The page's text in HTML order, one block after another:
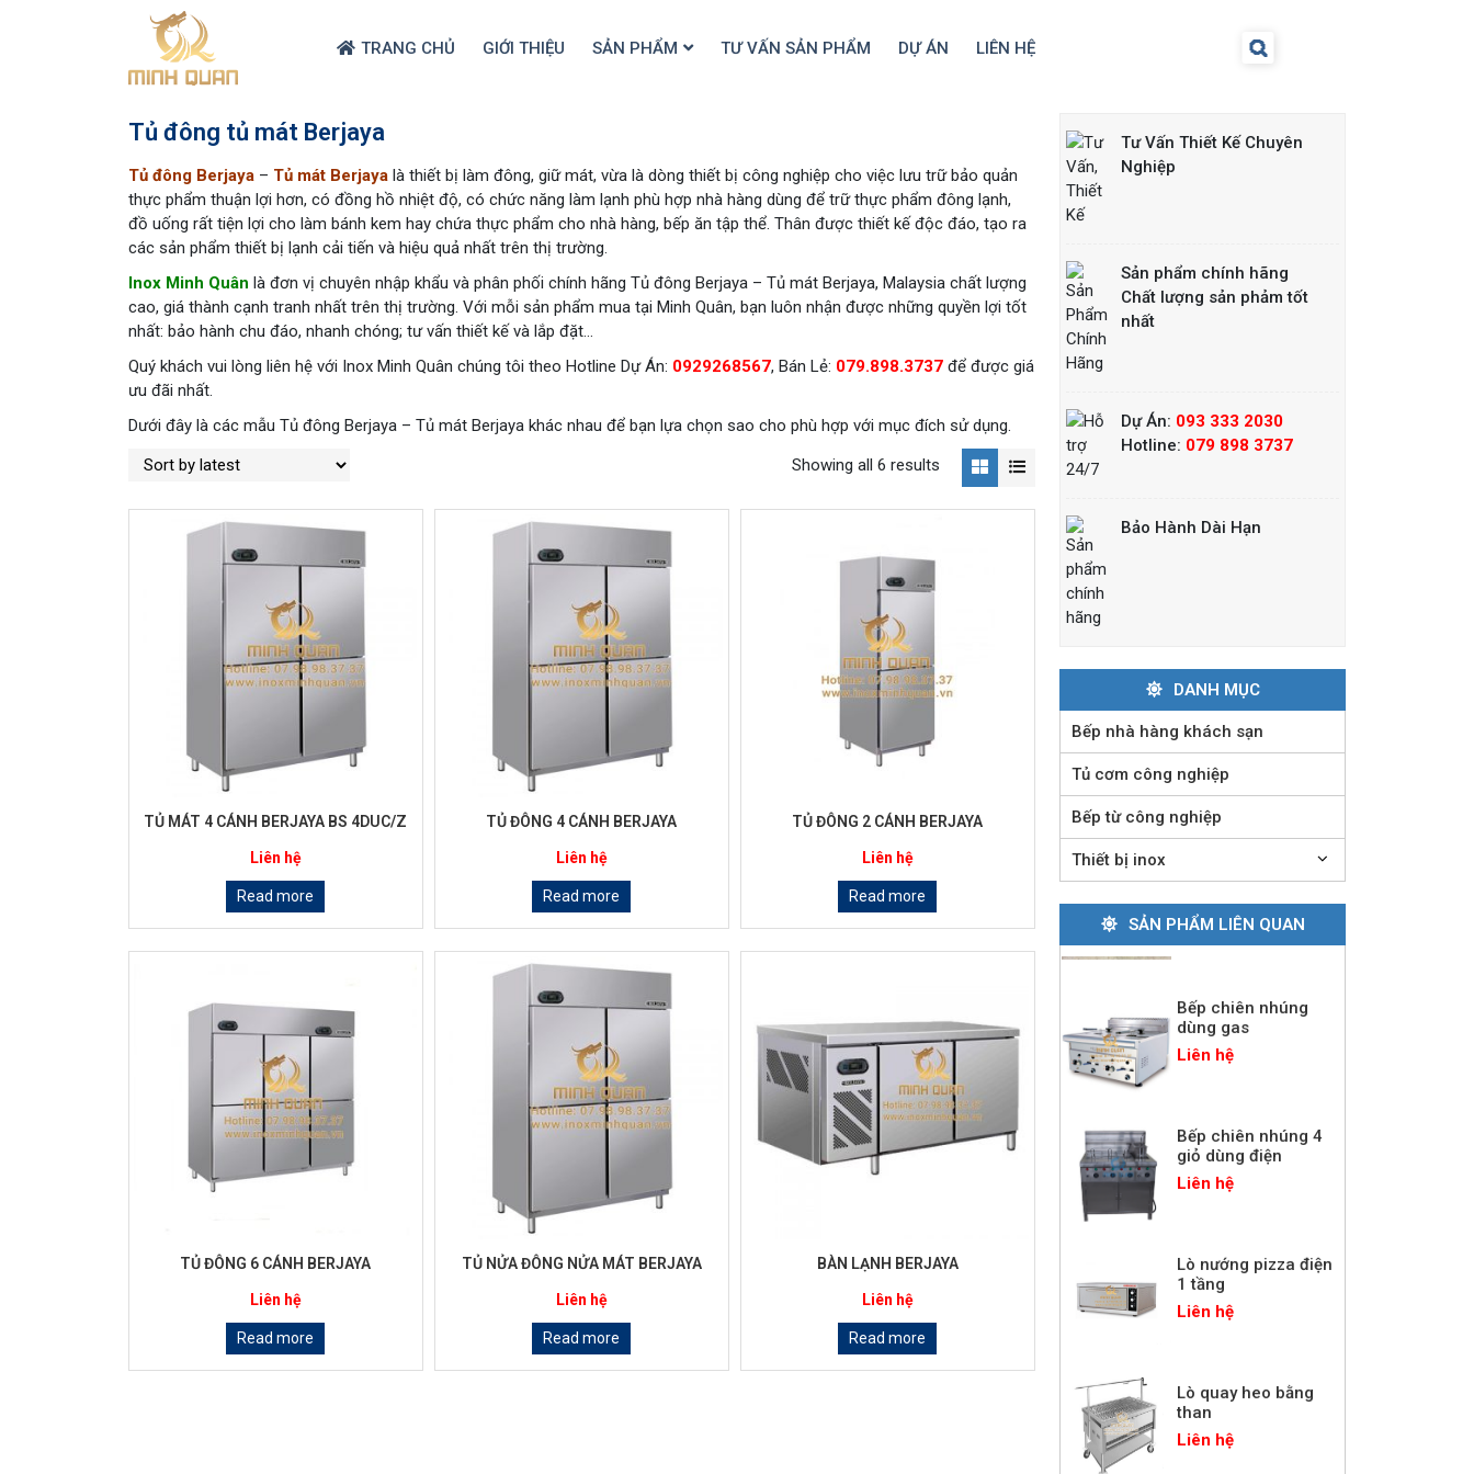
TRANG CHỦ GIỚI THIỆU SẢN PHẨM TƯ VẤN SẢN PHẨM DỰ ÁN LIÊN HỆ
Tủ đông tủ mát Berjaya
Tủ đông Berjaya – Tủ mát Berjaya là thiết bị làm đông, giữ mát, vừa là dòng thiết bị công nghiệp cho việc lưu trữ bảo quản
thực phẩm thuận lợi hơn, có đồng hồ nhiệt độ, có chức năng làm lạnh phù hợp nhà hàng dùng để trữ thực phẩm đông lạnh,
đồ uống rất tiện lợi cho làm bánh kem hay chứa thực phẩm cho nhà hàng, bếp ăn tập thể. Thân được thiết kế độc đáo, tạo ra
các sản phẩm thiết bị lạnh cải tiến và hiệu quả nhất trên thị trường.
Inox Minh Quân là đơn vị chuyên nhập khẩu và phân phối chính hãng Tủ đông Berjaya – Tủ mát Berjaya, Malaysia chất lượng
cao, giá thành cạnh tranh nhất trên thị trường. Với mỗi sản phẩm mua tại Minh Quân, bạn luôn nhận được những quyền lợi tốt
nhất: bảo hành chu đáo, nhanh chóng; tư vấn thiết kế và lắp đặt…
Quý khách vui lòng liên hệ với Inox Minh Quân chúng tôi theo Hotline Dự Án: 0929268567, Bán Lẻ: 079.898.3737 để được giá
ưu đãi nhất.
Dưới đây là các mẫu Tủ đông Berjaya – Tủ mát Berjaya khác nhau để bạn lựa chọn sao cho phù hợp với mục đích sử dụng.
Showing all 6 results
TỦ MÁT 4 CÁNH BERJAYA BS 4DUC/Z
Liên hệ
Read more
TỦ ĐÔNG 4 CÁNH BERJAYA
Liên hệ
Read more
TỦ ĐÔNG 2 CÁNH BERJAYA
Liên hệ
Read more
TỦ ĐÔNG 6 CÁNH BERJAYA
Liên hệ
Read more
TỦ NỬA ĐÔNG NỬA MÁT BERJAYA
Liên hệ
Read more
BÀN LẠNH BERJAYA
Liên hệ
Read more
Tư Vấn Thiết Kế Chuyên
Nghiệp
Sản phẩm chính hãng
Chất lượng sản phảm tốt
nhất
Dự Án: 093 333 2030
Hotline: 079 898 3737
Bảo Hành Dài Hạn
DANH MỤC
Bếp nhà hàng khách sạn
Tủ cơm công nghiệp
Bếp từ công nghiệp
Thiết bị inox
SẢN PHẨM LIÊN QUAN
SALA22N
Liên hệ
Liên hệ
Lò nướng
Salamander Rinnai 6
giàn đốt
Liên hệ
Bếp nướng than
Liên hệ
Liên hệ
Liên hệ
Liên hệ